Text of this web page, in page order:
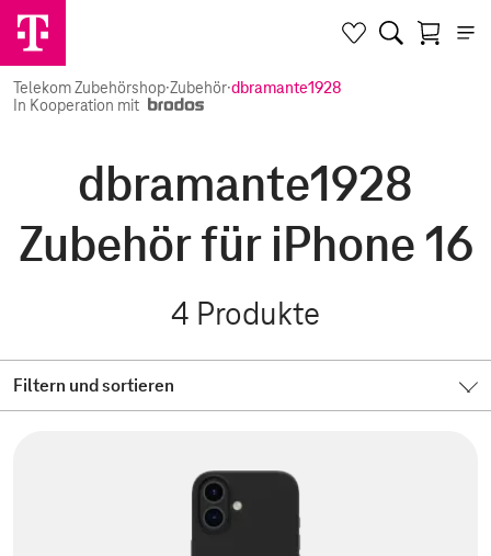
Telekom Zubehörshop·Zubehör·dbramante1928
In Kooperation mit
dbramante1928
Zubehör für iPhone 16
4 Produkte
Filtern und sortieren